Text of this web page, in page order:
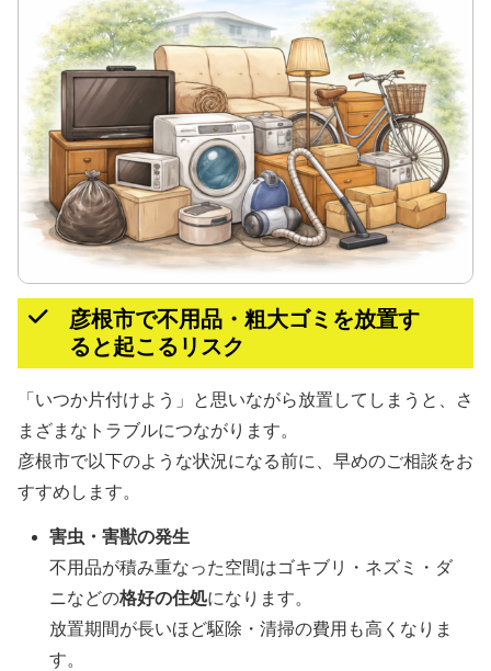
彦根市で不用品・粗大ゴミを放置す
ると起こるリスク
「いつか片付けよう」と思いながら放置してしまうと、さ
まざまなトラブルにつながります。
彦根市で以下のような状況になる前に、早めのご相談をお
すすめします。
害虫・害獣の発生
不用品が積み重なった空間はゴキブリ・ネズミ・ダ
ニなどの格好の住処になります。
放置期間が長いほど駆除・清掃の費用も高くなりま
す。